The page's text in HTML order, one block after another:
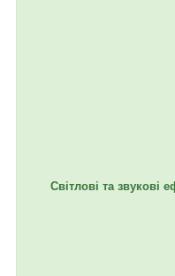
Світлові та звукові